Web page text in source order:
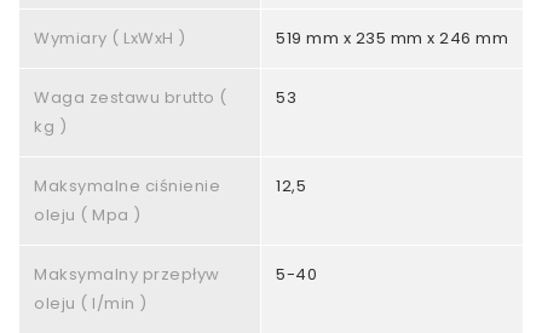
Wymiary ( LxWxH ) 519 mm x 235 mm x 246 mm
Waga zestawu brutto (
kg )
53
Maksymalne ciśnienie
oleju ( Mpa )
12,5
Maksymalny przepływ
oleju ( l/min )
5-40